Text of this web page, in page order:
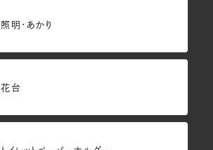
照明・あかり
花台